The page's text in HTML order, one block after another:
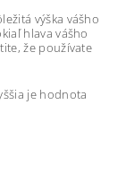
výška vášho
hlava vášho
že používate
je hodnota